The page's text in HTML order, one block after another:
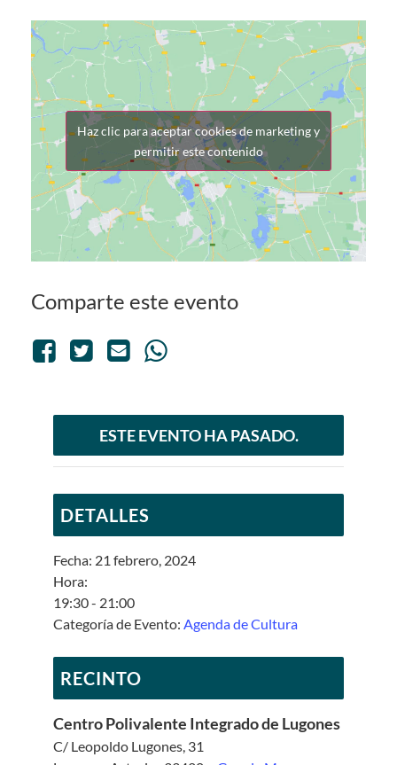
Haz clic para aceptar cookies de marketing y
permitir este contenido
Comparte este evento
ESTE EVENTO HA PASADO.
DETALLES
Fecha: 21 febrero, 2024
Hora:
19:30 - 21:00
Categoría de Evento: Agenda de Cultura
RECINTO
Centro Polivalente Integrado de Lugones
C/ Leopoldo Lugones, 31